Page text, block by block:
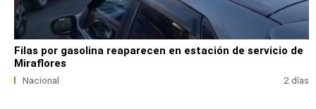
Filas por gasolina reaparecen en estación de servicio de
Miraflores
Nacional 2 días